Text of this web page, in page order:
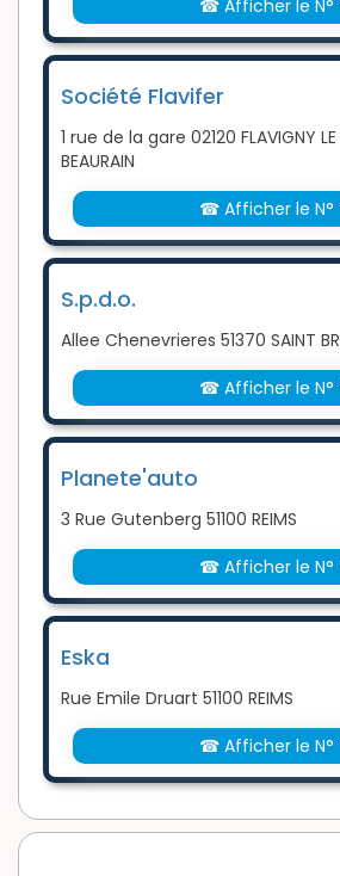
☎ Afficher le N°
Société Flavifer
1 rue de la gare 02120 FLAVIGNY LE
BEAURAIN
☎ Afficher le N°
S.p.d.o.
Allee Chenevrieres 51370 SAINT
☎ Afficher le N°
Planete'auto
3 Rue Gutenberg 51100 REIMS
☎ Afficher le N°
Eska
Rue Emile Druart 51100 REIMS
☎ Afficher le N°